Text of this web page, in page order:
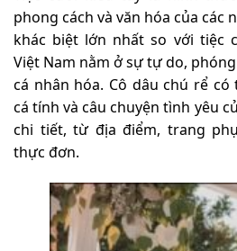
phong cách và văn hóa của các
khác biệt lớn nhất so với tiệc
Việt Nam nằm ở sự tự do,
cá nhân hóa. Cô dâu chú rể
cá tính và câu chuyện tình yêu
chi tiết, từ địa điểm, trang
thực đơn.